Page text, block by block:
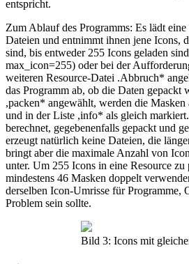
entspricht.
Zum Ablauf des Programms: Es lädt
Dateien und entnimmt ihnen jene Icons,
sind, bis entweder 255 Icons geladen
max_icon=255) oder bei der
weiteren Resource-Datei .Abbruch*
das Programm ab, ob die Daten gepackt
,packen* angewählt, werden die
und in der Liste ,info* als gleich
berechnet, gegebenenfalls gepackt und
erzeugt natürlich keine Dateien, die
bringt aber die maximale Anzahl von
unter. Um 255 Icons in eine Resource zu
mindestens 46 Masken doppelt
derselben Icon-Umrisse für Programme,
Problem sein sollte.
Bild 3: Icons mit